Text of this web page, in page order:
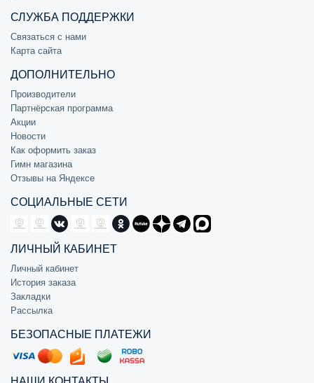
СЛУЖБА ПОДДЕРЖКИ
Связаться с нами
Карта сайта
ДОПОЛНИТЕЛЬНО
Производители
Партнёрская программа
Акции
Новости
Как оформить заказ
Гимн магазина
Отзывы на Яндексе
СОЦИАЛЬНЫЕ СЕТИ
ЛИЧНЫЙ КАБИНЕТ
Личный кабинет
История заказа
Закладки
Рассылка
БЕЗОПАСНЫЕ ПЛАТЕЖИ